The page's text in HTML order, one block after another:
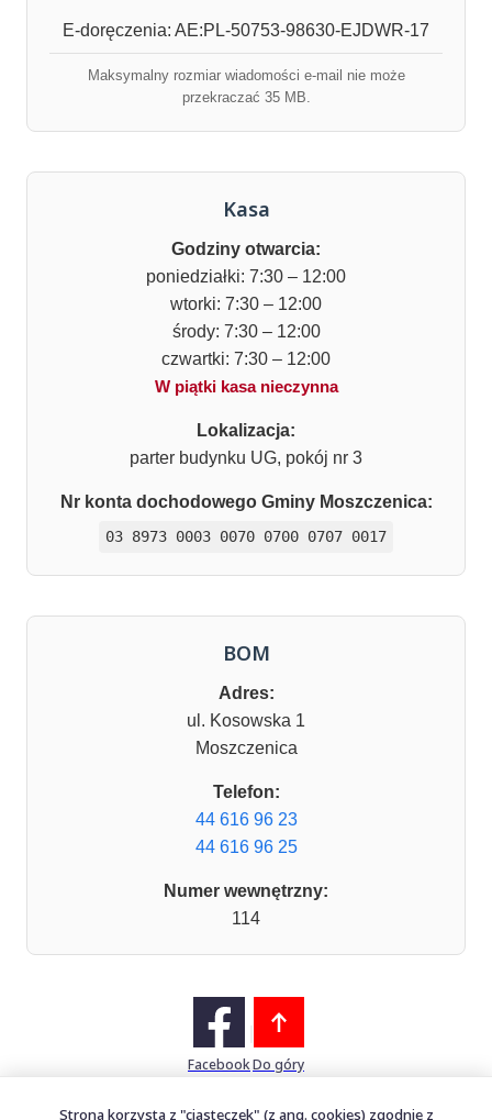
E-doręczenia: AE:PL-50753-98630-EJDWR-17
Maksymalny rozmiar wiadomości e-mail nie może
przekraczać 35 MB.
Kasa
Godziny otwarcia:
poniedziałki: 7:30 – 12:00
wtorki: 7:30 – 12:00
środy: 7:30 – 12:00
czwartki: 7:30 – 12:00
W piątki kasa nieczynna
Lokalizacja:
parter budynku UG, pokój nr 3
Nr konta dochodowego Gminy Moszczenica:
03 8973 0003 0070 0700 0707 0017
BOM
Adres:
ul. Kosowska 1
Moszczenica
Telefon:
44 616 96 23
44 616 96 25
Numer wewnętrzny:
114
FacebookDo góry
Strona korzysta z "ciasteczek" (z ang. cookies) zgodnie z